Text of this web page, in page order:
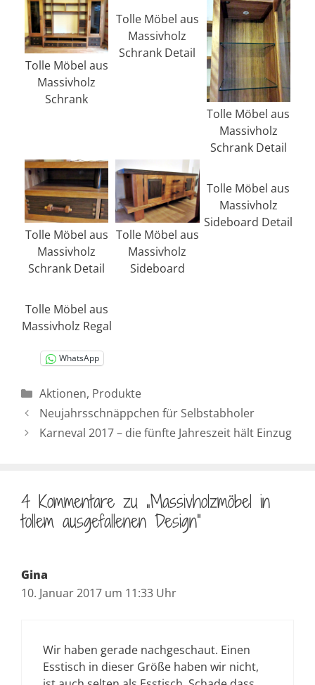
Tolle Möbel aus
Massivholz
Schrank
Tolle Möbel aus
Massivholz
Schrank Detail
Tolle Möbel aus
Massivholz
Schrank Detail
Tolle Möbel aus
Massivholz
Schrank Detail
Tolle Möbel aus
Massivholz
Sideboard
Tolle Möbel aus
Massivholz
Sideboard Detail
Tolle Möbel aus
Massivholz Regal
WhatsApp
Kategorien
Aktionen, Produkte
Neujahrsschnäppchen für Selbstabholer
Karneval 2017 – die fünfte Jahreszeit hält Einzug
4 Kommentare zu „Massivholzmöbel in
tollem ausgefallenen Design“
Gina
10. Januar 2017 um 11:33 Uhr
Wir haben gerade nachgeschaut. Einen
Esstisch in dieser Größe haben wir nicht,